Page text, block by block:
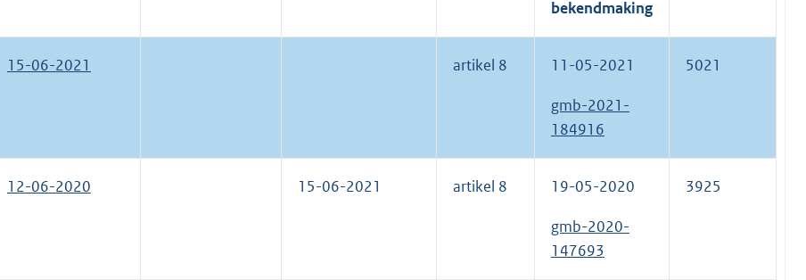
bekendmaking
15-06-2021 artikel 8 11-05-2021
gmb-2021-
184916
5021
12-06-2020 15-06-2021 artikel 8 19-05-2020
gmb-2020-
147693
3925